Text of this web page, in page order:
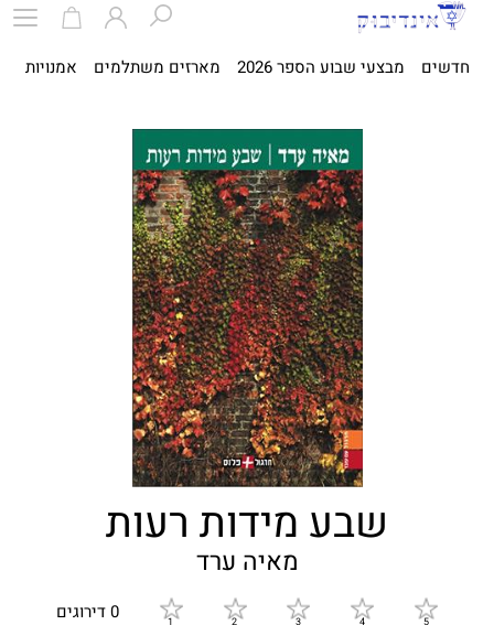
חדשים מבצעי שבוע הספר 2026 מארזים משתלמים אמנויות
שבע מידות רעות
מאיה ערד
0 דירוגים